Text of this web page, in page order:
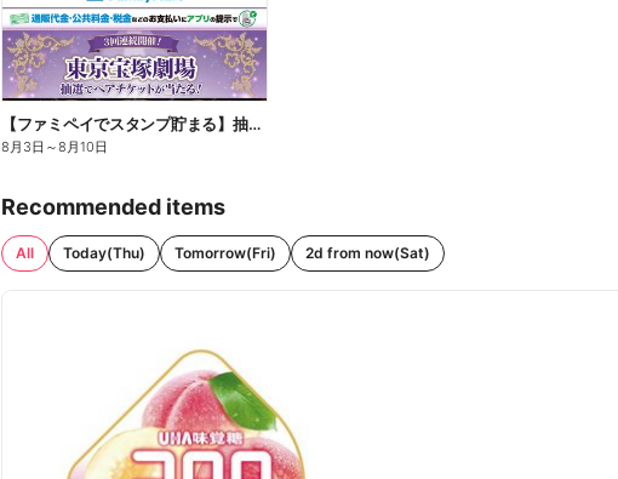
【ファミペイでスタンプ貯まる】抽選でペアチケットが当たる!
8月3日 ～8月10日
Recommended items
All Today(Thu) Tomorrow(Fri) 2d from now(Sat)